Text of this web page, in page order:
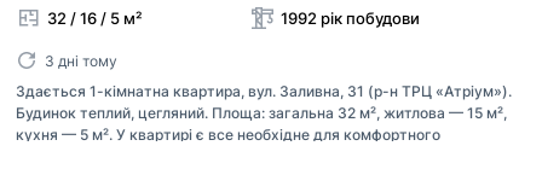
32 / 16 / 5 м²
1992 рік побудови
3 дні тому
Здається 1-кімнатна квартира, вул. Заливна, 31 (р-н ТРЦ «Атріум»).
Будинок теплий, цегляний. Площа: загальна 32 м², житлова — 15 м²,
кухня — 5 м². У квартирі є все необхідне для комфортного